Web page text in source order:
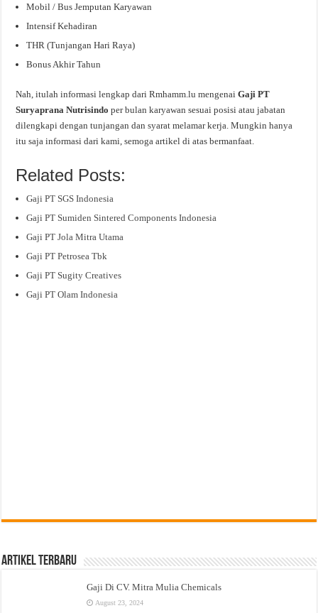
Mobil / Bus Jemputan Karyawan
Intensif Kehadiran
THR (Tunjangan Hari Raya)
Bonus Akhir Tahun
Nah, itulah informasi lengkap dari Rmhamm.lu mengenaiGaji PT
Suryaprana Nutrisindoper bulan karyawan sesuai posisi atau jabatan
dilengkapi dengan tunjangan dan syarat melamar kerja. Mungkin hanya
itu saja informasi dari kami, semoga artikel di atas bermanfaat.
Related Posts:
Gaji PT SGS Indonesia
Gaji PT Sumiden Sintered Components Indonesia
Gaji PT Jola Mitra Utama
Gaji PT Petrosea Tbk
Gaji PT Sugity Creatives
Gaji PT Olam Indonesia
Artikel Terbaru
Gaji Di CV. Mitra Mulia Chemicals
August 23, 2024